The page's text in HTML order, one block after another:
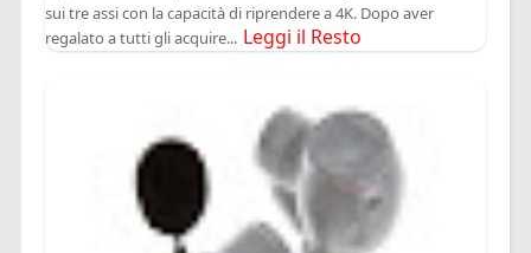
sui tre assi con la capacità di riprendere a 4K. Dopo aver
regalato a tutti gli acquire... Leggi il Resto